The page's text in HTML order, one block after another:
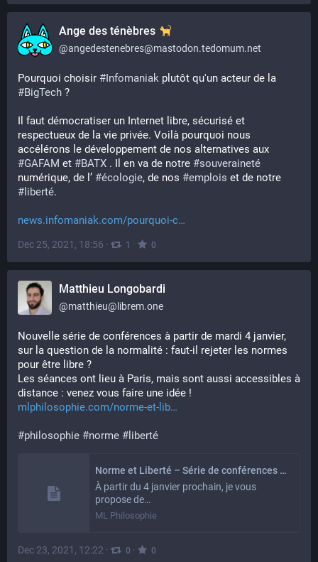
Ange des ténèbres
@angedestenebres@mastodon.tedomum.net
Pourquoi choisir #Infomaniak
#BigTech ?
Il faut démocratiser un Internet libre, sécurisé et
respectueux de la vie privée. Voilà pourquoi nous
#GAFAM et #BATX . Il en va de notre #souveraineté
numérique, de l’ #écologie, de nos #emplois
# liberté.
news.infomaniak.com/pourquoi-c
Dec 25, 2021, 18:56 · 1 · 0
Matthieu Longobardi
@matthieu@librem.one
Nouvelle série de conférences à partir de mardi 4 janvier,
sur la question de la normalité : faut-il rejeter les normes
pour être libre ?
Les séances ont lieu à Paris, mais sont aussi accessibles à
distance : venez vous faire une idée !
mlphilosophie.com/norme-et-lib
#philosophie #norme # liberté
Norme et Liberté – Série de conférences en ligne et à Paris – ML Philosophie
À partir du 4 janvier prochain, je vous
propose de…
ML Philosophie
Dec 23, 2021, 12:22 · 0 · 0